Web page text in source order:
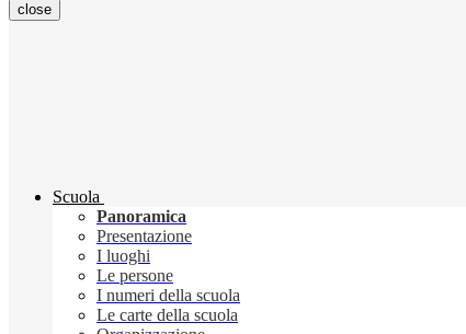
close
Scuola
Panoramica
Presentazione
I luoghi
Le persone
I numeri della scuola
Le carte della scuola